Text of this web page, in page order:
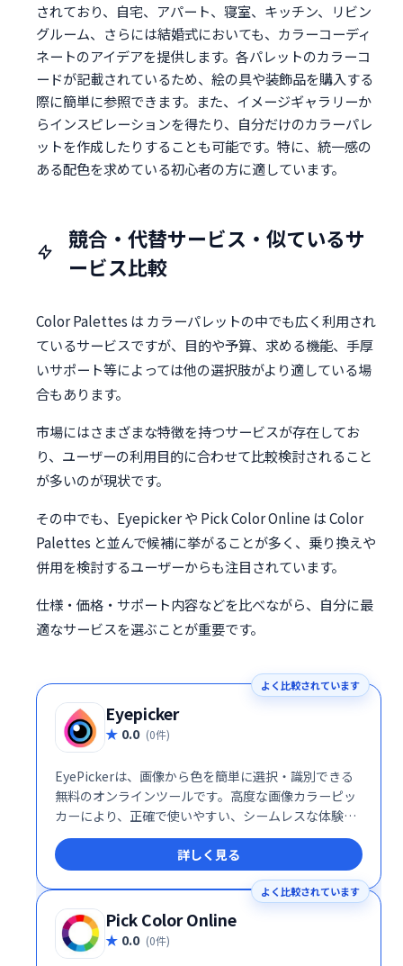
されており、自宅、アパート、寝室、キッチン、リビン
グルーム、さらには結婚式においても、カラーコーディ
ネートのアイデアを提供します。各パレットのカラーコ
ードが記載されているため、絵の具や装飾品を購入する
際に簡単に参照できます。また、イメージギャラリーか
らインスピレーションを得たり、自分だけのカラーパレ
ットを作成したりすることも可能です。特に、統一感の
ある配色を求めている初心者の方に適しています。
競合・代替サービス・似ているサ
ービス比較
Color Palettes は カラーパレットの中でも広く利用され
ているサービスですが、目的や予算、求める機能、手厚
いサポート等によっては他の選択肢がより適している場
合もあります。
市場にはさまざまな特徴を持つサービスが存在してお
り、ユーザーの利用目的に合わせて比較検討されること
が多いのが現状です。
その中でも、Eyepicker や Pick Color Online は Color
Palettes と並んで候補に挙がることが多く、乗り換えや
併用を検討するユーザーからも注目されています。
仕様・価格・サポート内容などを比べながら、自分に最
適なサービスを選ぶことが重要です。
よく比較されています
Eyepicker
0.0 (0件)
EyePickerは、画像から色を簡単に選択・識別できる
無料のオンラインツールです。高度な画像カラーピッ
カーにより、正確で使いやすい、シームレスな体験を
提供します。必要なのは画像をアップロードするだ
け。色コードを取得し、デザインや創作活動に活用で
きます。Webデザイナー、アーティスト、そして色選
びに困っている全ての方におすすめです。
詳しく見る
よく比較されています
Pick Color Online
0.0 (0件)